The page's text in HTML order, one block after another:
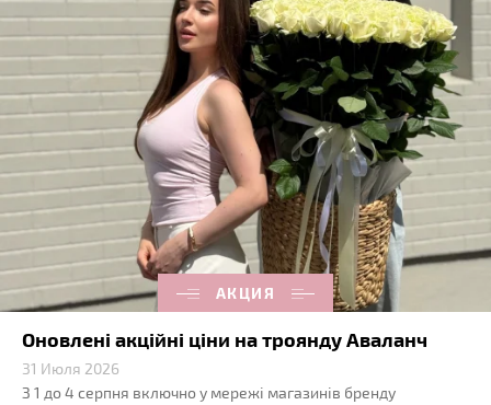
АКЦИЯ
Оновлені акційні ціни на троянду Аваланч
31 Июля 2026
З 1 до 4 серпня включно у мережі магазинів бренду